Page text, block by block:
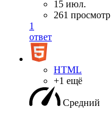
15 июл.
261 просмотр
1
ответ
HTML
+1 ещё
Средний